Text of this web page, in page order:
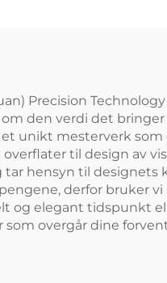
Precision
den verdi det
unikt mesterverk
overflater til design av
hensyn til designets
derfor bruker
og elegant tidspunkt
overgår dine